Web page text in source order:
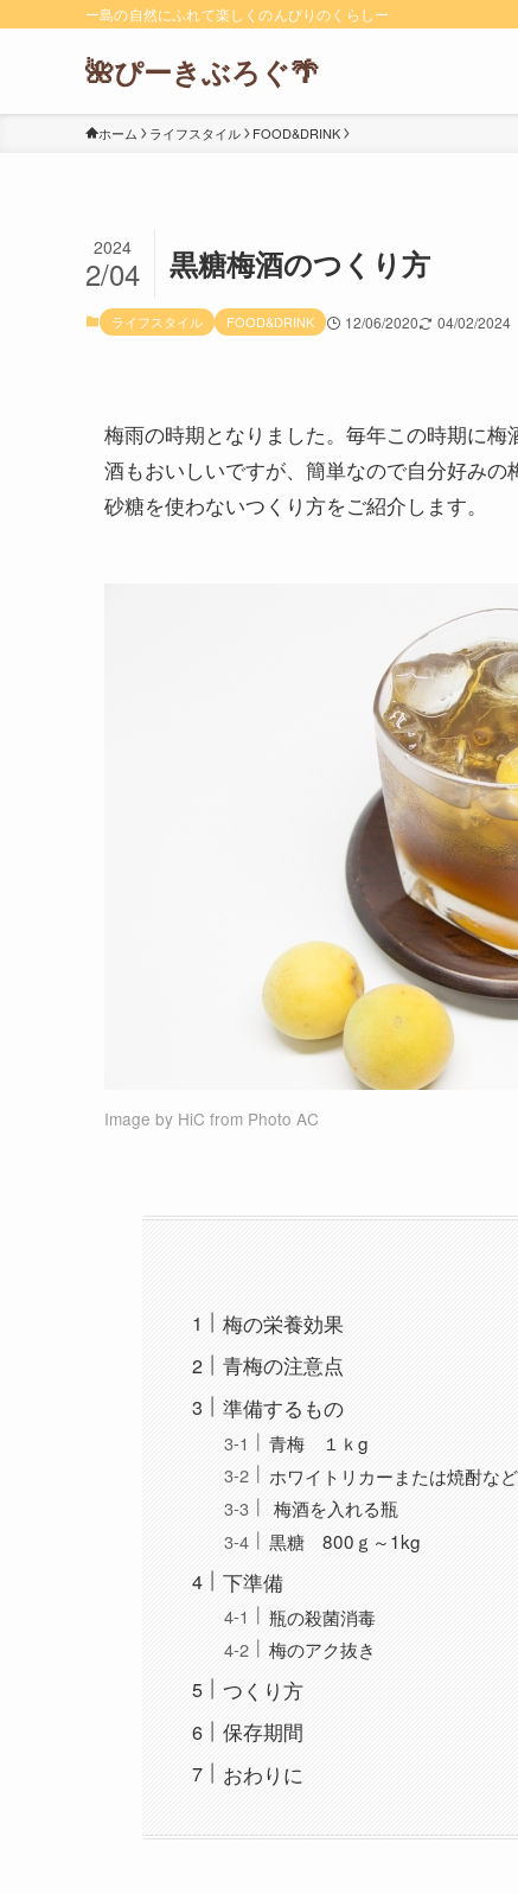
ー島の自然にふれて楽しくのんびりのくらしー
🌺ぴーきぶろぐ🌴
ホーム ライフスタイル FOOD&DRINK
黒糖梅酒のつくり方
2024
2/04
ライフスタイル FOOD&DRINK 12/06/2020 04/02/2024
梅雨の時期となりました。毎年この時期に
酒もおいしいですが、簡単なので自分好み
砂糖を使わないつくり方をご紹介します。
Image by HiC from Photo AC
梅の栄養効果
青梅の注意点
準備するもの
青梅 １ｋg
ホワイトリカーまたは焼酎な
梅酒を入れる瓶
黒糖 800ｇ～1kg
下準備
瓶の殺菌消毒
梅のアク抜き
つくり方
保存期間
おわりに